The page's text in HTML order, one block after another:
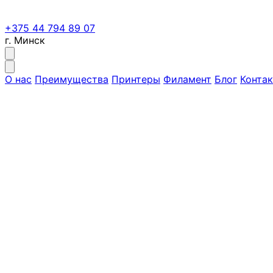
+375 44 794 89 07
г. Минск
О нас Преимущества Принтеры Филамент Блог